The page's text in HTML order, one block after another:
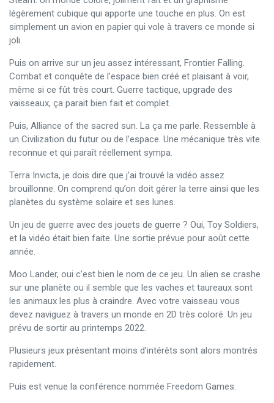
légèrement cubique qui apporte une touche en plus. On est
simplement un avion en papier qui vole à travers ce monde si
joli.
Puis on arrive sur un jeu assez intéressant, Frontier Falling.
Combat et conquête de l’espace bien créé et plaisant à voir,
même si ce fût très court. Guerre tactique, upgrade des
vaisseaux, ça parait bien fait et complet.
Puis, Alliance of the sacred sun. La ça me parle. Ressemble à
un Civilization du futur ou de l’espace. Une mécanique très vite
reconnue et qui paraît réellement sympa.
Terra Invicta, je dois dire que j’ai trouvé la vidéo assez
brouillonne. On comprend qu’on doit gérer la terre ainsi que les
planètes du système solaire et ses lunes.
Un jeu de guerre avec des jouets de guerre ? Oui, Toy Soldiers,
et la vidéo était bien faite. Une sortie prévue pour août cette
année.
Moo Lander, oui c’est bien le nom de ce jeu. Un alien se crashe
sur une planète ou il semble que les vaches et taureaux sont
les animaux les plus à craindre. Avec votre vaisseau vous
devez naviguez à travers un monde en 2D très coloré. Un jeu
prévu de sortir au printemps 2022.
Plusieurs jeux présentant moins d’intérêts sont alors montrés
rapidement.
Puis est venue la conférence nommée Freedom Games.